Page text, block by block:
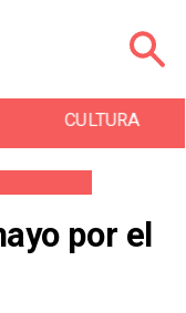
CULTURA
por el